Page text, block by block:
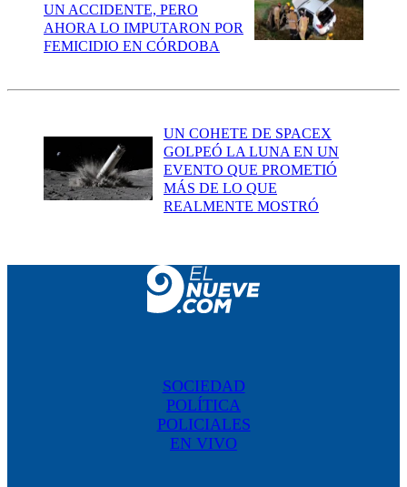
UN ACCIDENTE, PERO
AHORA LO IMPUTARON POR
FEMICIDIO EN CÓRDOBA
UN COHETE DE SPACEX
GOLPEÓ LA LUNA EN UN
EVENTO QUE PROMETIÓ
MÁS DE LO QUE
REALMENTE MOSTRÓ
SOCIEDAD
POLÍTICA
POLICIALES
EN VIVO